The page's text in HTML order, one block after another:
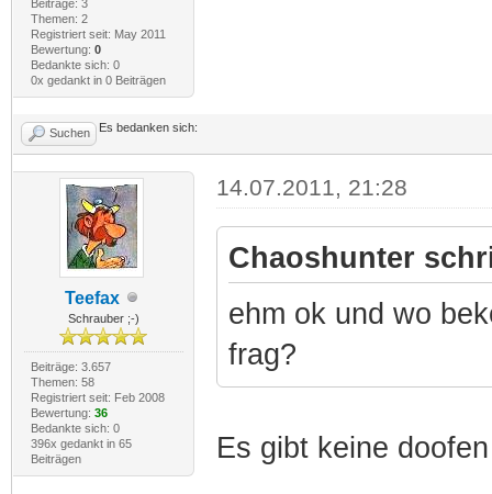
Beiträge: 3
Themen: 2
Registriert seit: May 2011
Bewertung: 0
Bedankte sich: 0
0x gedankt in 0 Beiträgen
Suchen Es bedanken sich:
Teefax
Schrauber ;-)
Beiträge: 3.657
Themen: 58
Registriert seit: Feb 2008
Bewertung: 36
Bedankte sich: 0
396x gedankt in 65
Beiträgen
14.07.2011, 21:28
Chaoshunter
ehm ok und wo
frag?
Es gibt keine